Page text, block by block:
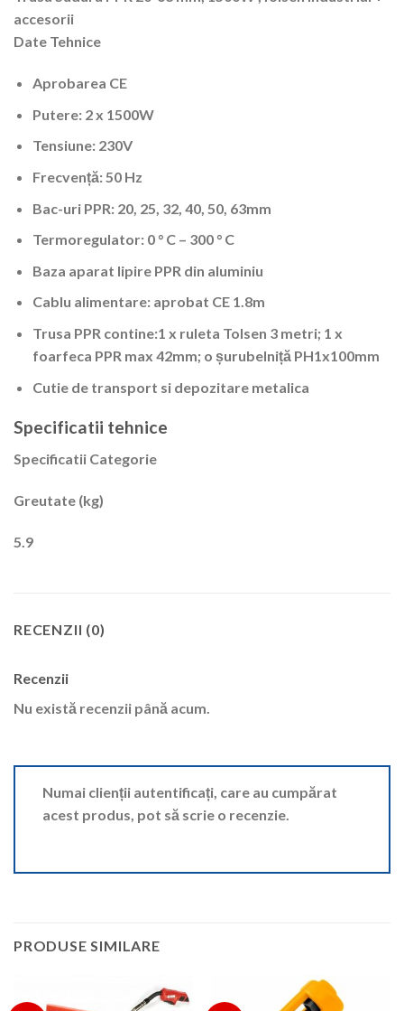
accesorii
Date Tehnice
Aprobarea CE
Putere: 2 x 1500W
Tensiune: 230V
Frecvență: 50 Hz
Bac-uri PPR: 20, 25, 32, 40, 50, 63mm
Termoregulator: 0 ° C – 300 ° C
Baza aparat lipire PPR din aluminiu
Cablu alimentare: aprobat CE 1.8m
Trusa PPR contine:1 x ruleta Tolsen 3 metri; 1 x
foarfeca PPR max 42mm; o șurubelniță PH1x100mm
Cutie de transport si depozitare metalica
Specificatii tehnice
Specificatii Categorie
Greutate (kg)
5.9
RECENZII (0)
Recenzii
Nu există recenzii până acum.
Numai clienții autentificați, care au cumpărat
acest produs, pot să scrie o recenzie.
PRODUSE SIMILARE